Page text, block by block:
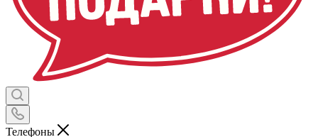
Телефоны